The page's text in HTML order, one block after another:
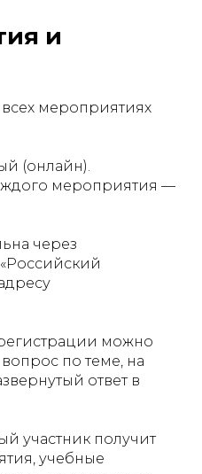
и
всех мероприятиях
(онлайн).
мероприятия —
через
можно
по теме, на
ответ в
участник получит
учебные